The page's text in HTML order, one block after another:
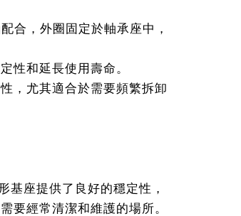
合，外圈固定於軸承座中，
性和延長使用壽命。
，尤其適合於需要頻繁拆卸
基座提供了良好的穩定性，
要經常清潔和維護的場所。